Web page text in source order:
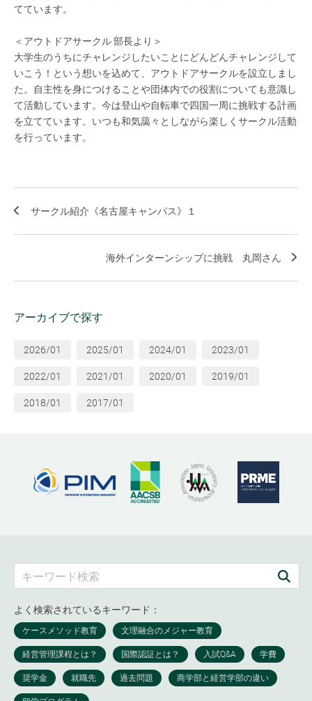
てています。
＜アウトドアサークル 部長より＞
大学生のうちにチャレンジしたいことにどんどんチャレンジして
いこう！という想いを込めて、アウトドアサークルを設立しまし
た。自主性を身につけることや団体内での役割についても意識し
て活動しています。今は登山や自転車で四国一周に挑戦する計画
を立てています。いつも和気藹々としながら楽しくサークル活動
を行っています。
サークル紹介《名古屋キャンパス》１
海外インターンシップに挑戦 丸岡さん
アーカイブで探す
2026/01 2025/01 2024/01 2023/01
2022/01 2021/01 2020/01 2019/01
2018/01 2017/01
よく検索されているキーワード：